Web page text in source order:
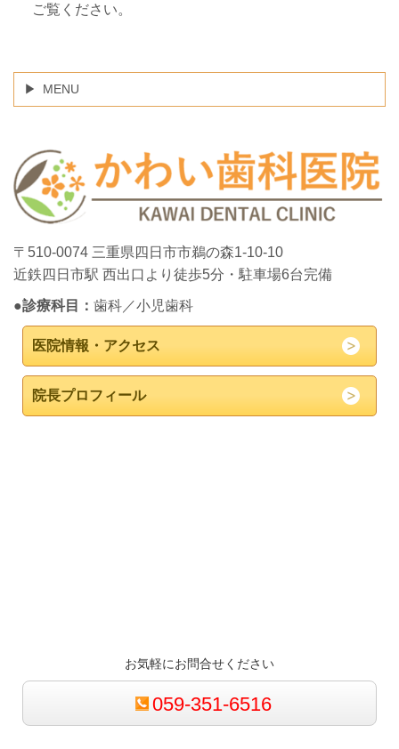
ご覧ください。
MENU
〒510-0074 三重県四日市市鵜の森1-10-10
近鉄四日市駅 西出口より徒歩5分・駐車場6台完備
●診療科目： 歯科／小児歯科
医院情報・アクセス
院長プロフィール
お気軽にお問合せください
059-351-6516